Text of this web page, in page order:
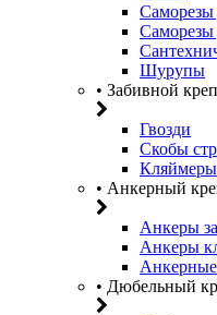
Саморезы
Саморезы
Шурупы
• Забивной
Гвозди
Скобы
Кляймеры
• Анкерный
Анкеры
Анкеры
• Дюбельный